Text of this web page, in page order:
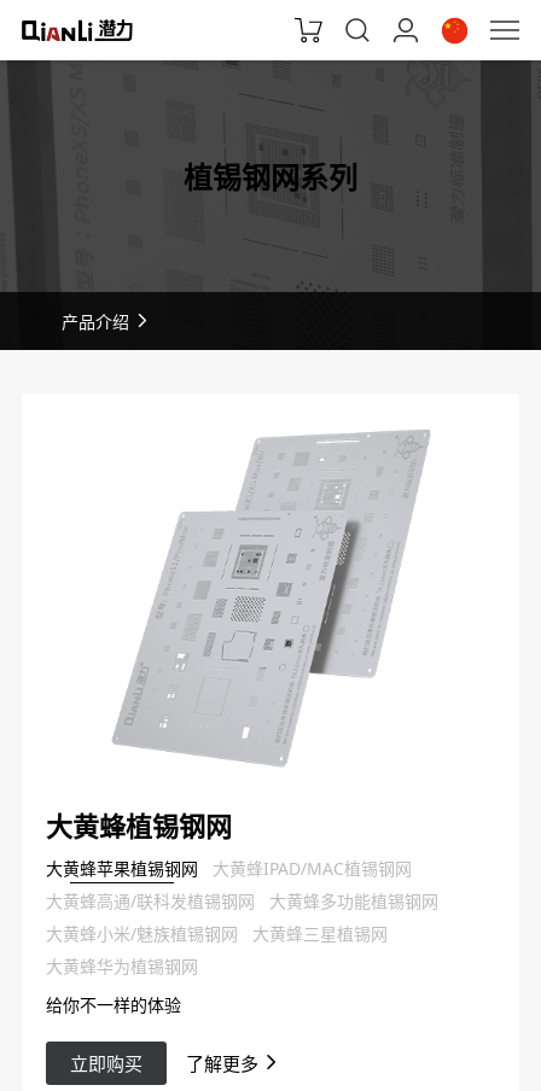
植锡钢网系列
产品介绍
大黄蜂植锡钢网
大黄蜂苹果植锡钢网
大黄蜂IPAD/MAC植锡钢网
大黄蜂高通/联科发植锡钢网
大黄蜂多功能植锡钢网
大黄蜂小米/魅族植锡钢网
大黄蜂三星植锡网
大黄蜂华为植锡钢网
给你不一样的体验
立即购买 了解更多